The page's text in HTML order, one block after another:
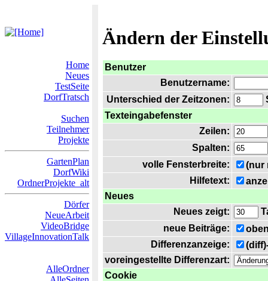
Ändern der
Home
Neues
TestSeite
DorfTratsch
Suchen
Teilnehmer
Projekte
GartenPlan
DorfWiki
OrdnerProjekte_alt
Dörfer
NeueArbeit
VideoBridge
VillageInnovationTalk
AlleOrdner
Benutzer
Benutzername:
Unterschied der Zeitzonen:
Texteingabefenster
Zeilen:
Spalten:
volle Fensterbreite:
(nur
Hilfetext:
Neues
Neues zeigt:
neue Beiträge:
Differenzanzeige:
voreingestellte Differenzart:
Cookie